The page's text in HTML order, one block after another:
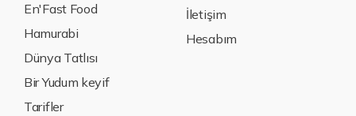
En'Fast Food
Hamurabi
Dünya Tatlısı
Bir Yudum keyif
Tarifler
İletişim
Hesabım